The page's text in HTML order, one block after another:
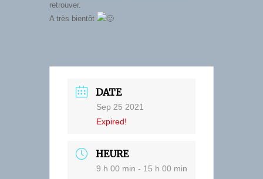
retrouver.
A très bientôt
DATE
Sep 25 2021
Expired!
HEURE
9 h 00 min - 15 h 00 min